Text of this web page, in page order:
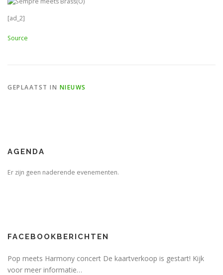
[ad_2]
Source
GEPLAATST IN NIEUWS
AGENDA
Er zijn geen naderende evenementen.
FACEBOOKBERICHTEN
Pop meets Harmony concert De kaartverkoop is gestart! Kijk
voor meer informatie…